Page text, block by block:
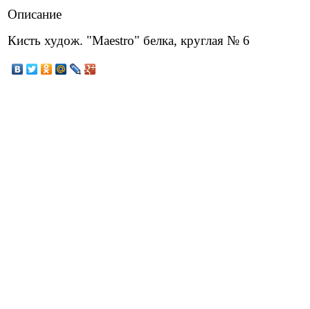
Описание
Кисть худож. "Maestro" белка, круглая № 6